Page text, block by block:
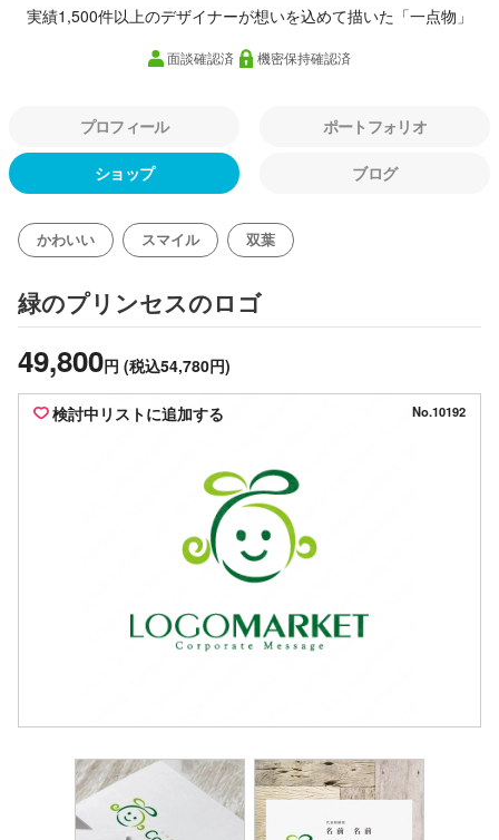
実績1,500件以上のデザイナーが想いを込めて描いた「一点物」
面談確認済 機密保持確認済
プロフィール ポートフォリオ
ショップ ブログ
かわいい スマイル 双葉
緑のプリンセスのロゴ
49,800円 (税込54,780円)
検討中リストに追加する No.10192